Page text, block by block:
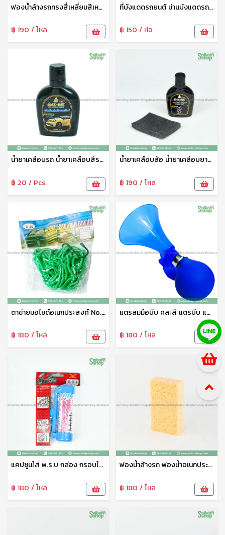
ฟองน้ำล้างรถทรงสี่เหลี่ยมสีเหลือง No.11-97 ฟองน้ำหนา ไม่ยุ่ยอละใช้ได้นาน
฿ 190 / โหล
ที่บังแดดรถยนต์ ม่านบังแดดรถยนต์ ป้องกันแสง UV พับเก็บได้
฿ 150 / ห่อ
น้ำยาเคลือบรถ น้ำยาเคลือบสีรถ น้ำยาเคลือบขวดเล็ก No.7-2 งานไทย
฿ 20 / Pcs.
น้ำยาเคลือบล้อ น้ำยาเคลือบยางยนต์ น้ำยาขัดล้อรถ No.7-1
฿ 190 / โหล
ตาข่ายมอไซด์อเนกประสงค์ No.01007 ยืดหยุ่นดี ไม่ขาดง่าย ใช้ได้หลายประเภท
฿ 180 / โหล
แตรลมมือบีบ คละสี แตรบีบ แตรลม แตรขายของ แตรจักรยานเด็ก แตรพลาสติกเนื้อดี ทนทาน
฿ 180 / โหล
แคปซูนใส่ พ.ร.บ กล่อง กรอบใส่ป้าย พ.ร.บ ที่ใส่ป้ายรถมอเตอร์ไซต์
฿ 180 / โหล
ฟองน้ำล้างรถ ฟองน้ำอเนกประสงค์ ฟองน้ำสี่เหลี่ยม เหลือง แพ็คเดี่ยว ตราวีรดา
฿ 180 / โหล